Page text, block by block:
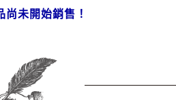
尚未開始銷售！